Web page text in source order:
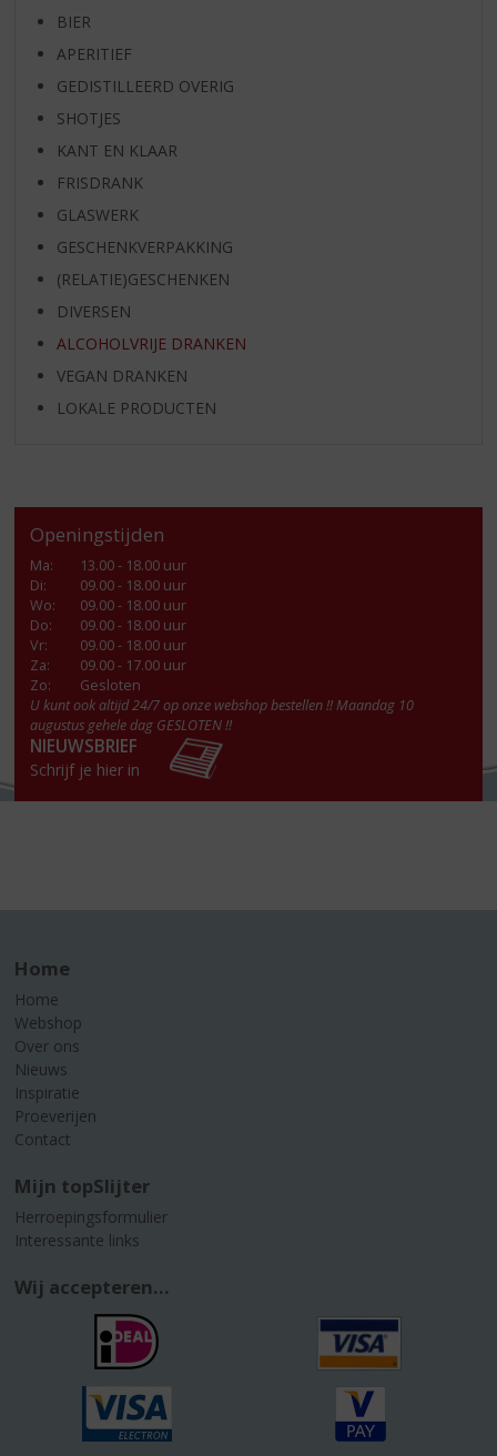
BIER
APERITIEF
GEDISTILLEERD OVERIG
SHOTJES
KANT EN KLAAR
FRISDRANK
GLASWERK
GESCHENKVERPAKKING
(RELATIE)GESCHENKEN
DIVERSEN
ALCOHOLVRIJE DRANKEN
VEGAN DRANKEN
LOKALE PRODUCTEN
Openingstijden
Ma:
13.00 - 18.00 uur
Di:
09.00 - 18.00 uur
Wo:
09.00 - 18.00 uur
Do:
09.00 - 18.00 uur
Vr:
09.00 - 18.00 uur
Za:
09.00 - 17.00 uur
Zo:
Gesloten
U kunt ook altijd 24/7 op onze webshop bestellen !! Maandag 10
augustus gehele dag GESLOTEN !!
NIEUWSBRIEF
Schrijf je hier in
Home
Home
Webshop
Over ons
Nieuws
Inspiratie
Proeverijen
Contact
Mijn topSlijter
Herroepingsformulier
Interessante links
Wij accepteren...